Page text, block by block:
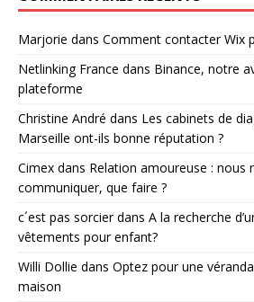
Marjorie dans Comment contacter Wix
Netlinking France dans Binance, notre
plateforme
Christine André dans Les cabinets de
Marseille ont-ils bonne réputation ?
Cimex dans Relation amoureuse : nous
communiquer, que faire ?
c´est pas sorcierdans A la recherche
vêtements pour enfant?
Willi Dollie dans Optez pour une
maison